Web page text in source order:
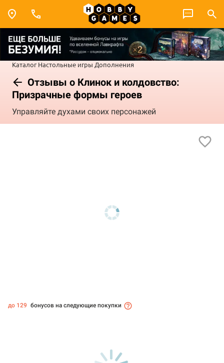
Каталог Настольные игры Дополнения
Отзывы о Клинок и колдовство:
Призрачные формы героев
Управляйте духами своих персонажей
до 129 бонусов на следующие покупки